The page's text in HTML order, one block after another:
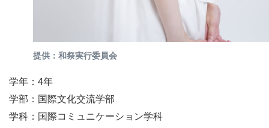
提供：和祭実行委員会
学年：4年
学部：国際文化交流学部
学科：国際コミュニケーション学科